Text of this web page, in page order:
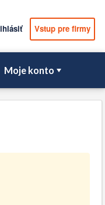
Vstup pre firmy
Moje konto